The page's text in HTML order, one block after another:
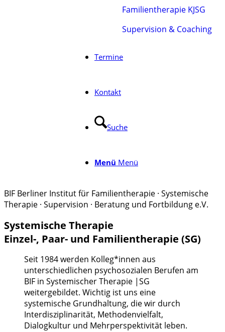
Familientherapie KJSG
Supervision & Coaching
Termine
Kontakt
Suche
Menü Menü
BIF Berliner Institut für Familientherapie · Systemische
Therapie · Supervision · Beratung und Fortbildung e.V.
Systemische Therapie
Einzel-, Paar- und Familientherapie (SG)
Seit 1984 werden Kolleg*innen aus
unterschiedlichen psychosozialen Berufen am
BIF in Systemischer Therapie |SG
weitergebildet. Wichtig ist uns eine
systemische Grundhaltung, die wir durch
Interdisziplinarität, Methodenvielfalt,
Dialogkultur und Mehrperspektivität leben.